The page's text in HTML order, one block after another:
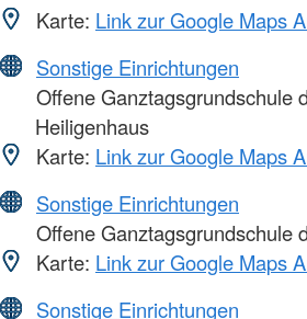
Karte: Link zur Google Maps
Sonstige Einrichtungen
Offene Ganztagsgrundschule
Heiligenhaus
Karte: Link zur Google Maps
Sonstige Einrichtungen
Offene Ganztagsgrundschule
Karte: Link zur Google Maps
Sonstige Einrichtungen